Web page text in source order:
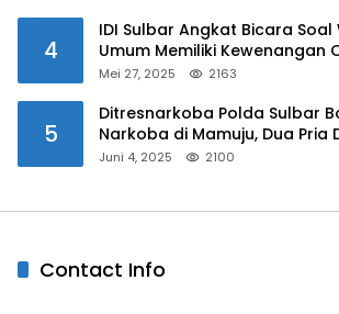
4
IDI Sulbar Angkat Bicara
Umum Memiliki Kewenangan
Mei 27, 2025 2163
5
Ditresnarkoba Polda Sulbar
Narkoba di Mamuju, Dua Pria
Juni 4, 2025 2100
Contact Info